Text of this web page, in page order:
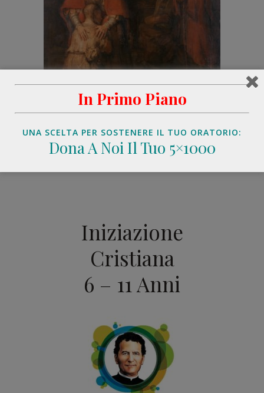
GERUSALEMME
Iniziazione
Cristiana
6 – 11 Anni
In Primo Piano
UNA SCELTA PER SOSTENERE IL TUO ORATORIO:
Dona A Noi Il Tuo 5×1000